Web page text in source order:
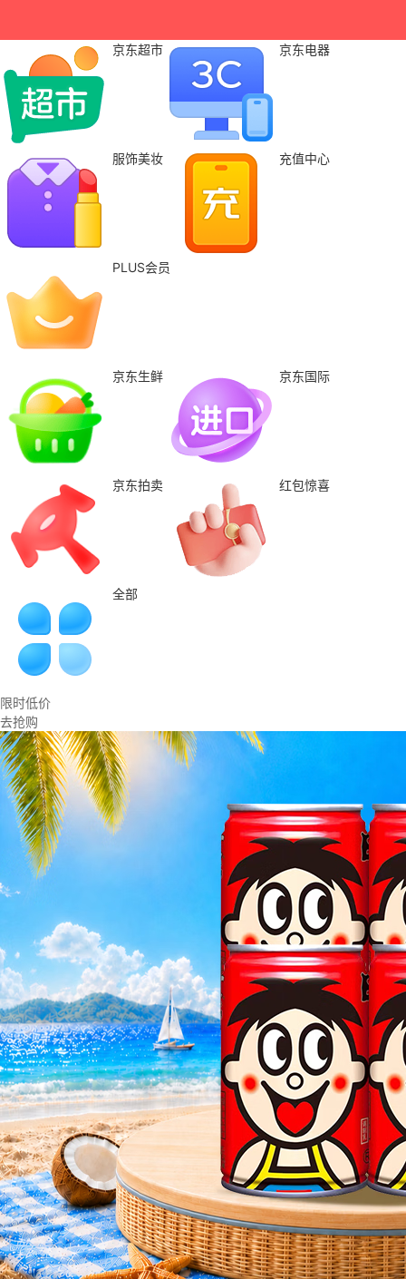
京东超市 京东电器
服饰美妆 充值中心
PLUS会员
京东生鲜 京东国际
京东拍卖 红包惊喜
全部
限时低价
去抢购